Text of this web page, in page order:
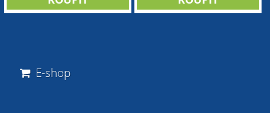
E-shop